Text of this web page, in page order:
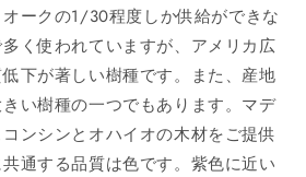
ークの1/30程度しか供給ができな
く使われていますが、アメリカ広
下が著しい樹種です。また、産地
い樹種の一つでもあります。マデ
ンシンとオハイオの木材をご提供
通する品質は色です。紫色に近い